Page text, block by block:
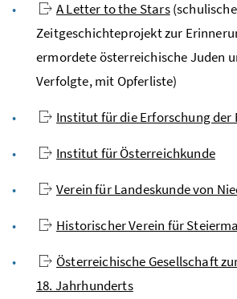
A Letter to the Stars
Zeitgeschichteprojekt zur
ermordete österreichische Juden
Verfolgte, mit Opferliste)
Institut für die Erforschung der
Institut für Österreichkunde
Verein für Landeskunde von
Historischer Verein für
Österreichische Gesellschaft
18. Jahrhunderts